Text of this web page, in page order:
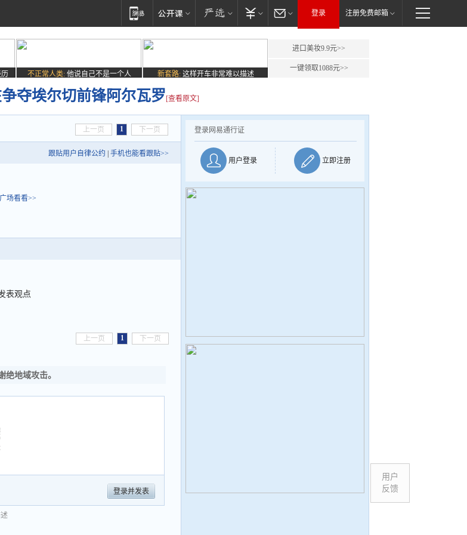
登录 注册免费邮箱
不正常人类: 他说自己不是一个人 新套路: 这样开车非常难以描述
进口美妆9.9元>>
一键领取1088元>>
夺埃尔切前锋阿尔瓦罗[查看原文]
上一页 1 下一页
跟贴用户自律公约 手机也能看跟贴>>
场看看>>
表观点
上一页 1 下一页
绝地域攻击。
登录并发表
登录网易通行证
用户登录 立即注册
用户
反馈